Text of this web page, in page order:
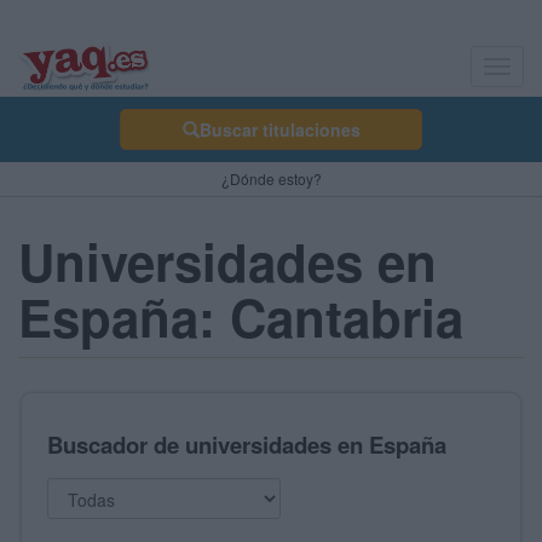
Buscar titulaciones
¿Dónde estoy?
Universidades en
España: Cantabria
Buscador de universidades en España